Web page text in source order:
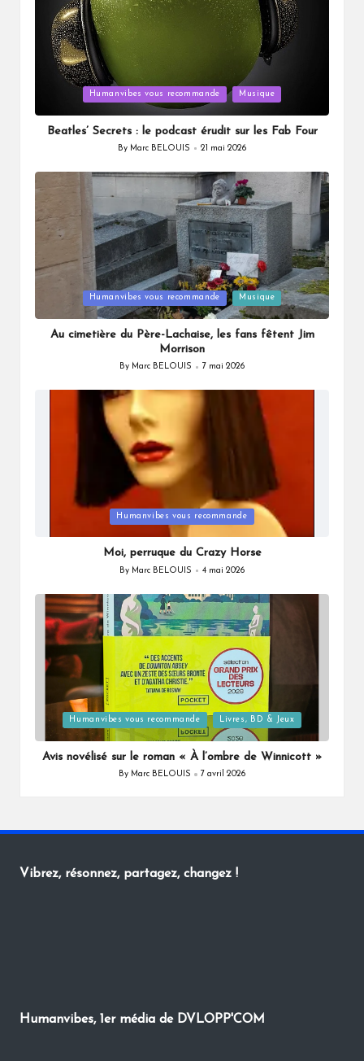
Humanvibes vous recommande Musique
Beatles’ Secrets : le podcast érudit sur les Fab Four
Posted
By Marc BELOUIS 21 mai 2026
Humanvibes vous recommande Musique
Au cimetière du Père-Lachaise, les fans fêtent Jim
Morrison
Posted
By Marc BELOUIS 7 mai 2026
Humanvibes vous recommande
Moi, perruque du Crazy Horse
Posted
By Marc BELOUIS 4 mai 2026
Posted
in
Humanvibes vous recommande Livres, BD & Jeux
Avis novélisé sur le roman « À l’ombre de Winnicott »
Posted
By Marc BELOUIS 7 avril 2026
Vibrez, résonnez, partagez, changez !
Humanvibes, 1er média de DVLOPP'COM